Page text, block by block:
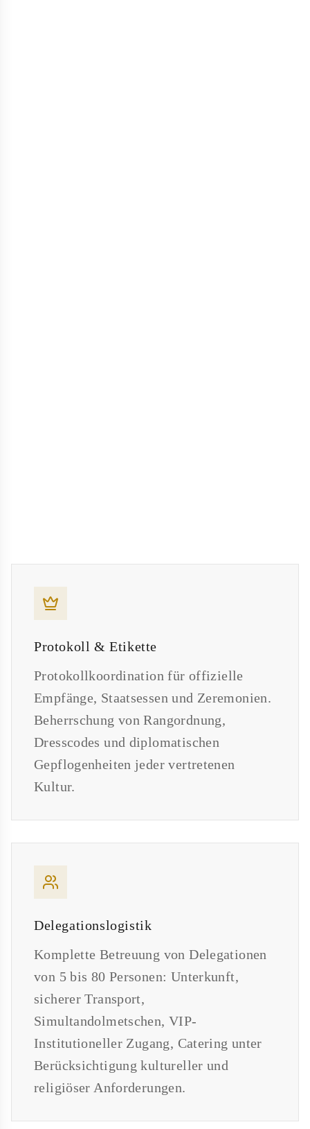
Protokoll & Etikette
Protokollkoordination für offizielle
Empfänge, Staatsessen und Zeremonien.
Beherrschung von Rangordnung,
Dresscodes und diplomatischen
Gepflogenheiten jeder vertretenen
Kultur.
Delegationslogistik
Komplette Betreuung von Delegationen
von 5 bis 80 Personen: Unterkunft,
sicherer Transport,
Simultandolmetschen, VIP-
Institutioneller Zugang, Catering unter
Berücksichtigung kultureller und
religiöser Anforderungen.